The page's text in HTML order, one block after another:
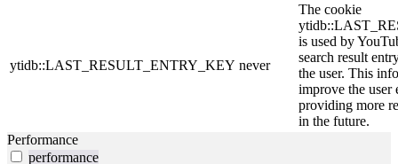
ytidb::LAST_RESULT_ENTRY_KEY never
The cookie
is used by
search result
the user. This
improve the user
providing more
in the future.
Performance
performance